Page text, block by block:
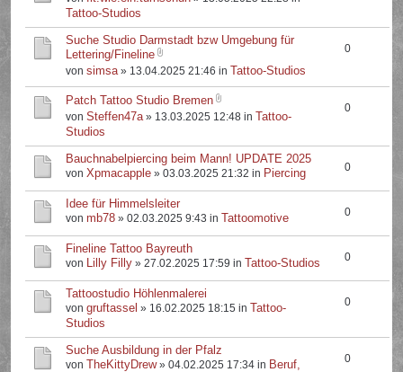
Tattoo-Studios
Suche Studio Darmstadt bzw Umgebung für
Lettering/Fineline
vonsimsa» 13.04.2025 21:46 in Tattoo-Studios
0
Patch Tattoo Studio Bremen
vonSteffen47a» 13.03.2025 12:48 in Tattoo-
Studios
0
Bauchnabelpiercing beim Mann! UPDATE 2025
vonXpmacapple » 03.03.2025 21:32 in Piercing 0
Idee für Himmelsleiter
vonmb78 » 02.03.2025 9:43 in Tattoomotive 0
Fineline Tattoo Bayreuth
von Lilly Filly » 27.02.2025 17:59 in Tattoo-Studios 0
Tattoostudio Höhlenmalerei
vongruftassel » 16.02.2025 18:15 in Tattoo-
Studios
0
Suche Ausbildung in der Pfalz
von TheKittyDrew» 04.02.2025 17:34 in Beruf,
0